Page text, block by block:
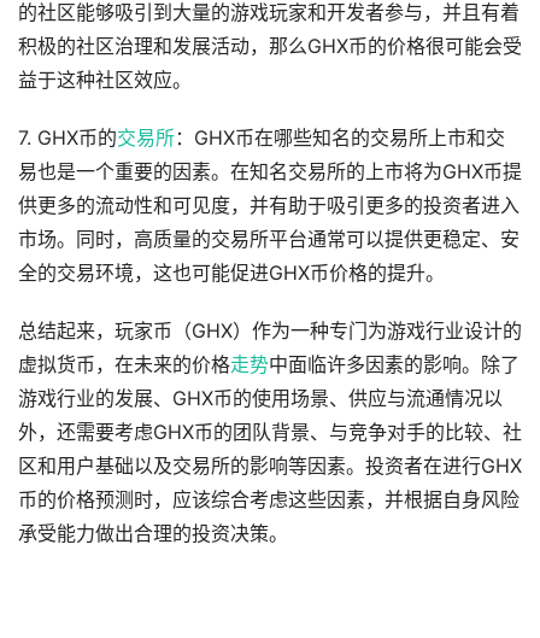
的社区能够吸引到大量的游戏玩家和开发者参与，并且有着
积极的社区治理和发展活动，那么GHX币的价格很可能会受
益于这种社区效应。
7. GHX币的交易所：GHX币在哪些知名的交易所上市和交
易也是一个重要的因素。在知名交易所的上市将为GHX币提
供更多的流动性和可见度，并有助于吸引更多的投资者进入
市场。同时，高质量的交易所平台通常可以提供更稳定、安
全的交易环境，这也可能促进GHX币价格的提升。
总结起来，玩家币（GHX）作为一种专门为游戏行业设计的
虚拟货币，在未来的价格走势中面临许多因素的影响。除了
游戏行业的发展、GHX币的使用场景、供应与流通情况以
外，还需要考虑GHX币的团队背景、与竞争对手的比较、社
区和用户基础以及交易所的影响等因素。投资者在进行GHX
币的价格预测时，应该综合考虑这些因素，并根据自身风险
承受能力做出合理的投资决策。